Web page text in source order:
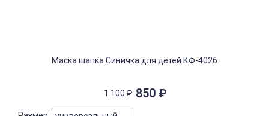
Маска шапка Синичка для детей КФ-4026
1 100 ₽ 850 ₽